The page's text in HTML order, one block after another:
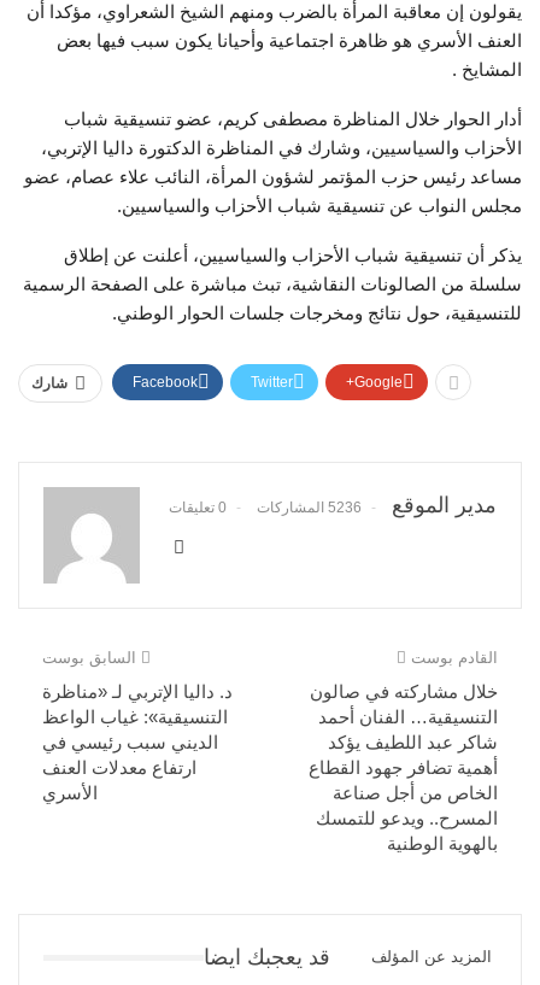
يقولون إن معاقبة المرأة بالضرب ومنهم الشيخ الشعراوي، مؤكدا أن
العنف الأسري هو ظاهرة اجتماعية وأحيانا يكون سبب فيها بعض
المشايخ .
أدار الحوار خلال المناظرة مصطفى كريم، عضو تنسيقية شباب
الأحزاب والسياسيين، وشارك في المناظرة الدكتورة داليا الإتربي،
مساعد رئيس حزب المؤتمر لشؤون المرأة، النائب علاء عصام، عضو
مجلس النواب عن تنسيقية شباب الأحزاب والسياسيين.
يذكر أن تنسيقية شباب الأحزاب والسياسيين، أعلنت عن إطلاق
سلسلة من الصالونات النقاشية، تبث مباشرة على الصفحة الرسمية
للتنسيقية، حول نتائج ومخرجات جلسات الحوار الوطني.
شارك Facebook Twitter Google+
مدير الموقع 5236 المشاركات 0 تعليقات
السابق بوست
د. داليا الإتربي لـ «مناظرة
التنسيقية»: غياب الواعظ
الديني سبب رئيسي في
ارتفاع معدلات العنف
الأسري
القادم بوست
خلال مشاركته في صالون
التنسيقية… الفنان أحمد
شاكر عبد اللطيف يؤكد
أهمية تضافر جهود القطاع
الخاص من أجل صناعة
المسرح.. ويدعو للتمسك
بالهوية الوطنية
قد يعجبك ايضا المزيد عن المؤلف